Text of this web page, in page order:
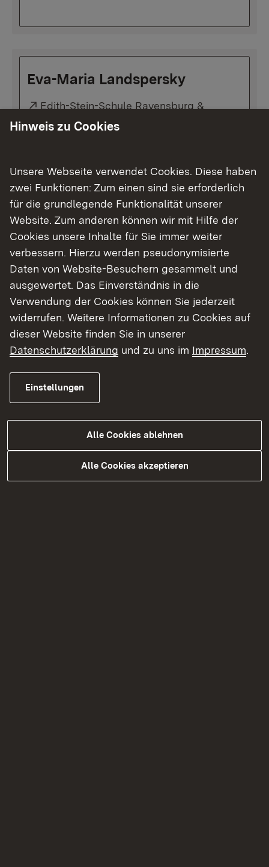
Eva-Maria Landspersky
Externer Link:
Edith-Stein-Schule Ravensburg &
Aulendorf
Kai Marquardt
Externer Link:
Gewerbliche Schule Tübingen
Link auf E-Mail:
Julia Nordmann
Elektronikschule Tettnang
Hinweis zu Cookies
Unsere Webseite verwendet Cookies. Diese haben
zwei Funktionen: Zum einen sind sie erforderlich
für die grundlegende Funktionalität unserer
Website. Zum anderen können wir mit Hilfe der
Cookies unsere Inhalte für Sie immer weiter
verbessern. Hierzu werden pseudonymisierte
Daten von Website-Besuchern gesammelt und
ausgewertet. Das Einverständnis in die
Verwendung der Cookies können Sie jederzeit
widerrufen. Weitere Informationen zu Cookies auf
dieser Website finden Sie in unserer
Datenschutzerklärung und zu uns im Impressum.
Einstellungen
Alle Cookies ablehnen
Alle Cookies akzeptieren